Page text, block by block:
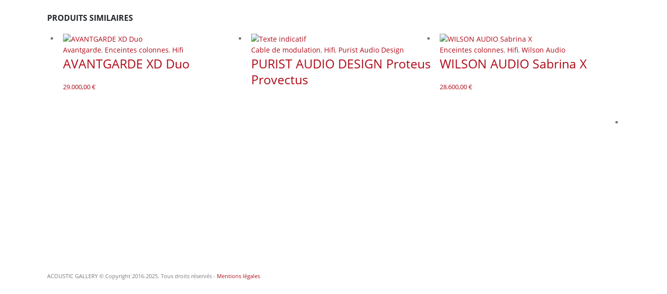
PRODUITS SIMILAIRES
Avantgarde, Enceintes colonnes, Hifi
AVANTGARDE XD Duo
29.000,00€
Cable de modulation, Hifi, Purist Audio Design
PURIST AUDIO DESIGN Proteus
Provectus
Enceintes colonnes, Hifi, Wilson Audio
WILSON AUDIO Sabrina X
28.600,00€
ACOUSTIC GALLERY © Copyright 2016-2025. Tous droits réservés - Mentions légales